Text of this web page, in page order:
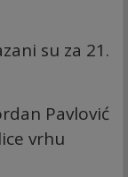
su za 21.
Pavlović
vrhu